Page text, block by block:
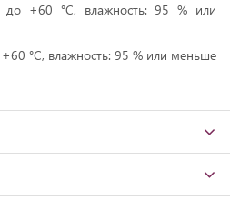
до +60 °C, влажность: 95 % или
°C, влажность: 95 % или меньше